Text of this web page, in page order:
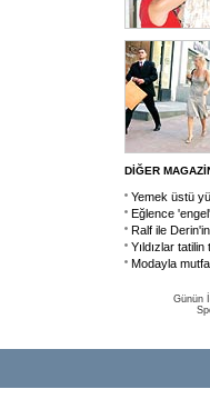
DİĞER
Yemek üstü
Eğlence 'engel'
Ralf ile
Yıldızlar tatilin
Modayla
Günün